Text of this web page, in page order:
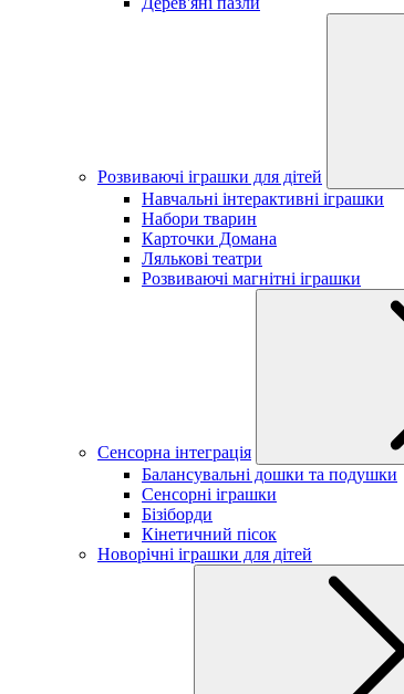
Розвиваючі іграшки для дітей
Навчальні інтерактивні іграшки
Набори тварин
Карточки Домана
Лялькові театри
Розвиваючі магнітні іграшки
Сенсорна інтеграція
Балансувальні дошки та подушки
Сенсорні іграшки
Бізіборди
Кінетичний пісок
Новорічні іграшки для дітей